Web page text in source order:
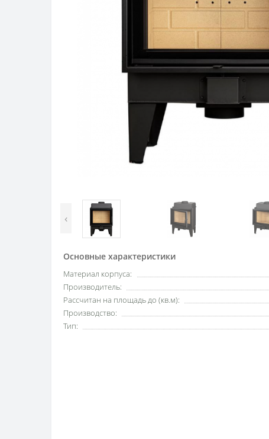
‹
Основные характеристики
Материал корпуса:
Производитель:
Рассчитан на площадь до (кв.м):
Производство:
Тип: